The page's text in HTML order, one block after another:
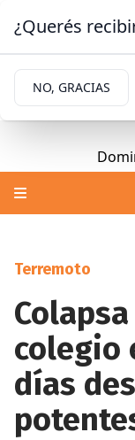
Terremoto
colegio
días
¿Querés
NO, GRACIAS